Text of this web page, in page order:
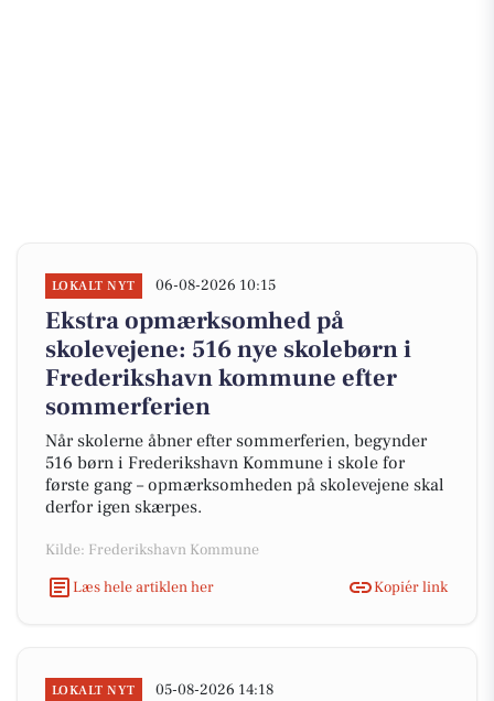
LOKALT NYT 06-08-2026 10:15
Ekstra opmærksomhed på
skolevejene: 516 nye skolebørn i
Frederikshavn kommune efter
sommerferien
Når skolerne åbner efter sommerferien, begynder
516 børn i Frederikshavn Kommune i skole for
første gang – opmærksomheden på skolevejene skal
derfor igen skærpes.
Kilde: Frederikshavn Kommune
Læs hele artiklen her
Kopiér link
LOKALT NYT 05-08-2026 14:18